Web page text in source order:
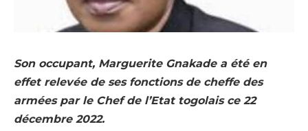
Son occupant, Marguerite Gnakade a été en
effet relevée de ses fonctions de cheffe des
armées par le Chef de l’Etat togolais ce 22
décembre 2022.